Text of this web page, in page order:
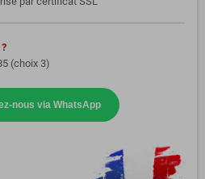
(choix 3)
nous via WhatsApp